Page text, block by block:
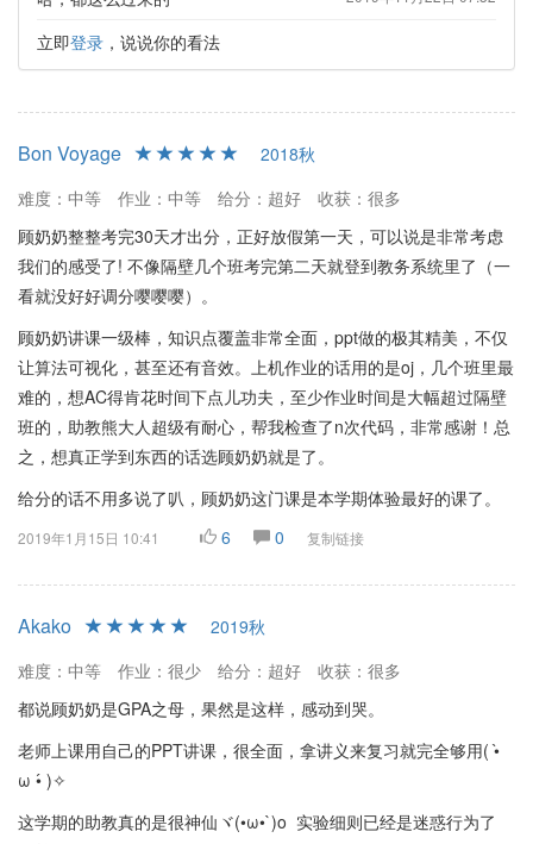
立即登录 ，说说你的看法
Bon Voyage
2018秋
难度：中等
作业：中等 给分：超好
收获：很多
顾奶奶整整考完30天才出分，正好放假第一天，可以说是非常考虑
我们的感受了! 不像隔壁几个班考完第二天就登到教务系统里了（一
看就没好好调分嘤嘤嘤）。
顾奶奶讲课一级棒，知识点覆盖非常全面，ppt做的极其精美，不仅
让算法可视化，甚至还有音效。上机作业的话用的是oj，几个班里最
难的，想AC得肯花时间下点儿功夫，至少作业时间是大幅超过隔壁
班的，助教熊大人超级有耐心，帮我检查了n次代码，非常感谢！总
之，想真正学到东西的话选顾奶奶就是了。
给分的话不用多说了叭，顾奶奶这门课是本学期体验最好的课了。
2019年1月15日 10:41 6 0 复制链接
Akako
2019秋
难度：中等
作业：很少 给分：超好
收获：很多
都说顾奶奶是GPA之母，果然是这样，感动到哭。
老师上课用自己的PPT讲课，很全面，拿讲义来复习就完全够用( •̀
ω •́ )✧
这学期的助教真的是很神仙ヾ(•ω•`)o 实验细则已经是迷惑行为了